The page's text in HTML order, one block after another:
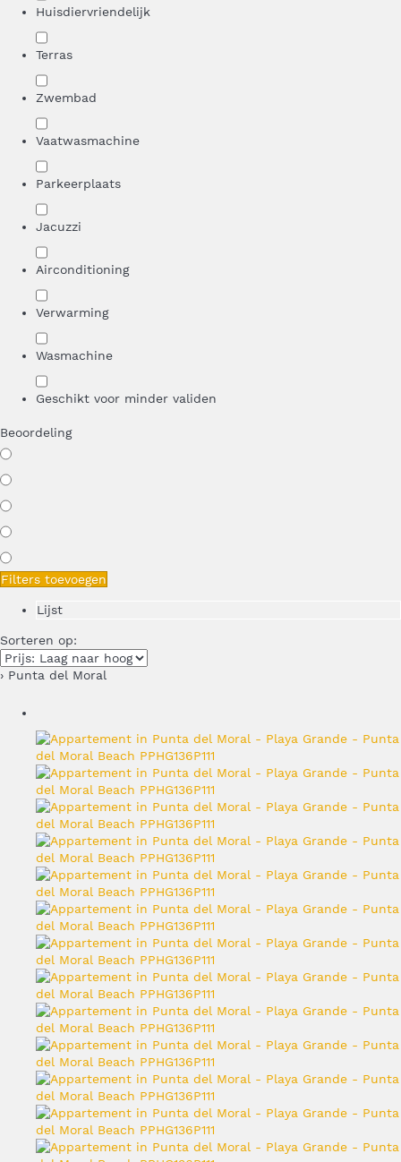
Huisdiervriendelijk
Terras
Zwembad
Vaatwasmachine
Parkeerplaats
Jacuzzi
Airconditioning
Verwarming
Wasmachine
Geschikt voor minder validen
Beoordeling
Filters toevoegen
Lijst
Sorteren op:
› Punta del Moral